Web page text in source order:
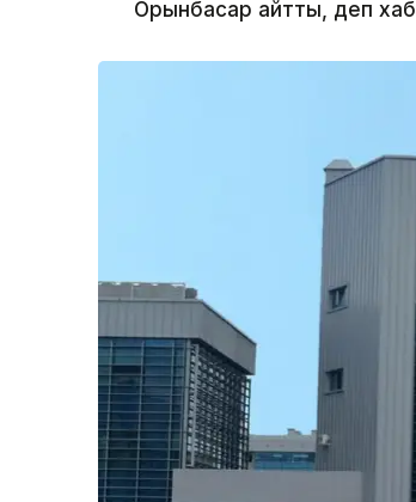
Орынбасар айтты, деп